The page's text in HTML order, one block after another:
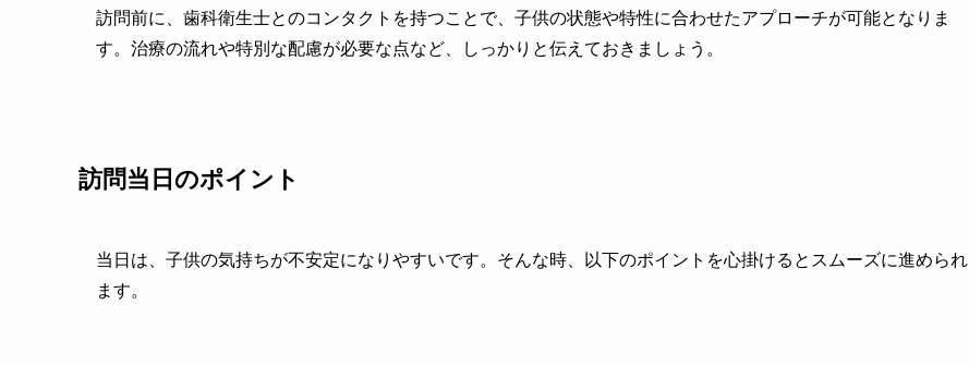
訪問前に、歯科衛生士とのコンタクトを持つことで、子供の状態や特性に合わせたアプローチが可能となりま
す。治療の流れや特別な配慮が必要な点など、しっかりと伝えておきましょう。
訪問当日のポイント
当日は、子供の気持ちが不安定になりやすいです。そんな時、以下のポイントを心掛けるとスムーズに進められ
ます。